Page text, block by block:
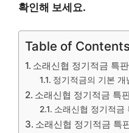
확인해 보세요.
Table of Contents
소래신협 정기적금 특
정기적금의 기본 개
소래신협 정기적금 특
소래신협 정기적금
소래신협 정기적금 특